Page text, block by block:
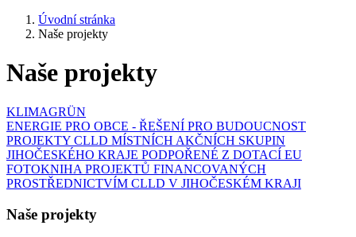
Úvodní stránka
Naše projekty
Naše projekty
KLIMAGRÜN
ENERGIE PRO OBCE - ŘEŠENÍ PRO BUDOUCNOST
PROJEKTY CLLD MÍSTNÍCH AKČNÍCH SKUPIN
JIHOČESKÉHO KRAJE PODPOŘENÉ Z DOTACÍ EU
FOTOKNIHA PROJEKTŮ FINANCOVANÝCH
PROSTŘEDNICTVÍM CLLD V JIHOČESKÉM KRAJI
Naše projekty